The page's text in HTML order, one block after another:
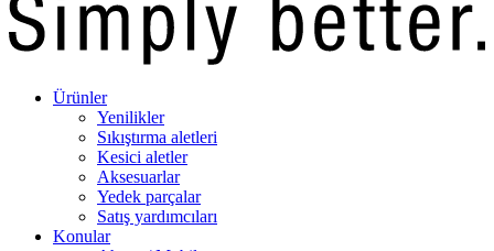
Ürünler
Yenilikler
Sıkıştırma aletleri
Kesici aletler
Aksesuarlar
Yedek parçalar
Satış yardımcıları
Konular